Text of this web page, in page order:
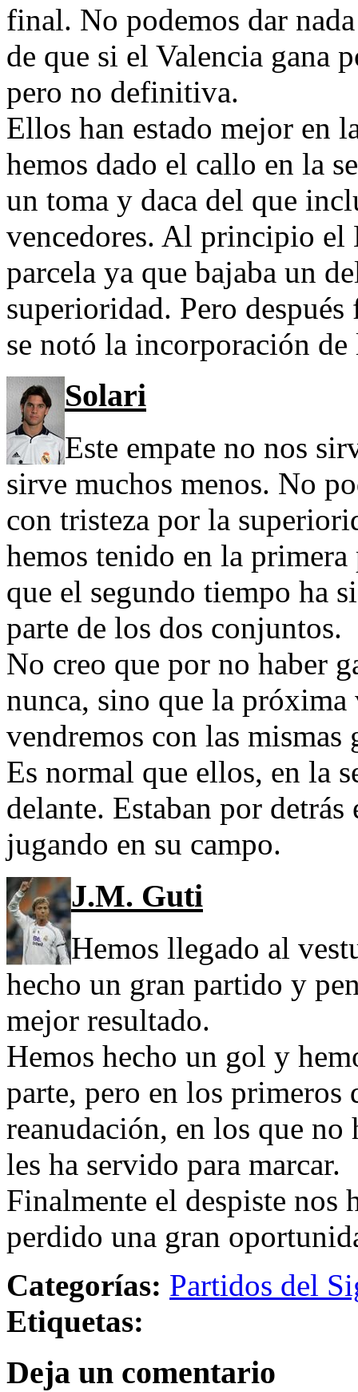
final. No podemos dar
de que si el Valencia gana
pero no definitiva.
Ellos han estado mejor en
hemos dado el callo en la
un toma y daca del que
vencedores. Al principio el
parcela ya que bajaba un
superioridad. Pero
se notó la incorporación de
Solari
Este empate no nos
sirve muchos menos. No
con tristeza por la
hemos tenido en la
que el segundo tiempo ha
parte de los dos conjuntos.
No creo que por no haber
nunca, sino que la
vendremos con las mismas
Es normal que ellos, en la
delante. Estaban por detrás
jugando en su campo.
J.M. Guti
Hemos llegado al
hecho un gran partido y
mejor resultado.
Hemos hecho un gol y
parte, pero en los primeros
reanudación, en los que
les ha servido para marcar.
Finalmente el despiste nos
perdido una gran
Categorías: Partidos del
Etiquetas:
Deja un comentario